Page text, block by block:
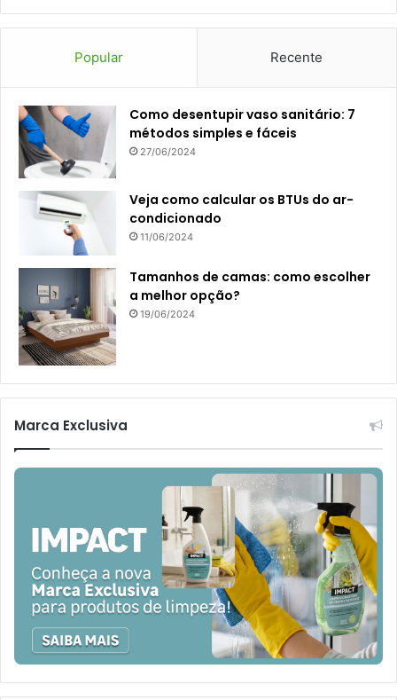
Popular Recente
Como desentupir vaso sanitário: 7
métodos simples e fáceis
27/06/2024
Veja como calcular os BTUs do ar-
condicionado
11/06/2024
Tamanhos de camas: como escolher
a melhor opção?
19/06/2024
Marca Exclusiva